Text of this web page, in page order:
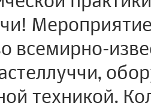
всемирно-
техникой.